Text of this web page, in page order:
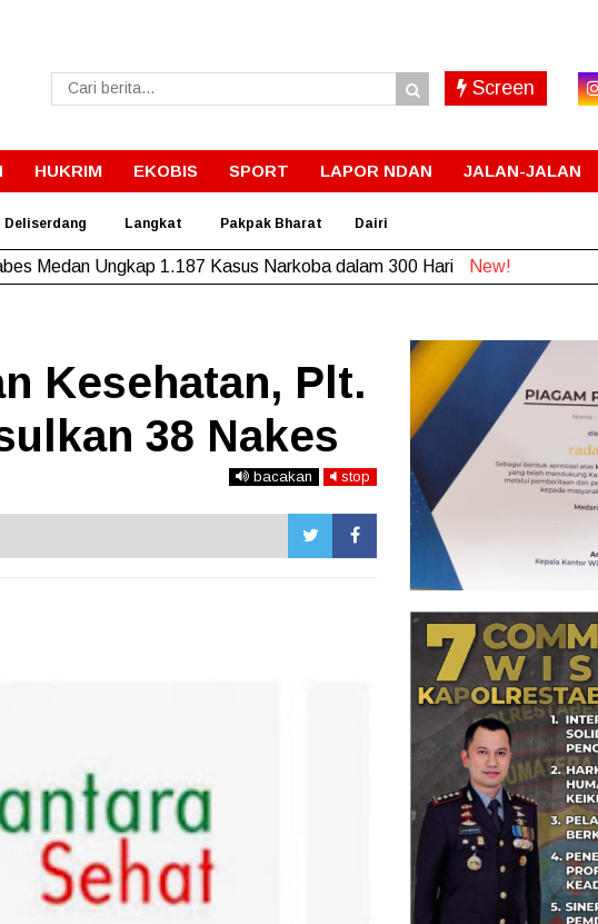
Screen
HUKRIM EKOBIS SPORT LAPOR NDAN JALAN-JALAN
Deliserdang Langkat Pakpak Bharat Dairi
Medan Ungkap 1.187 Kasus Narkoba dalam 300 Hari New!
Kesehatan, Plt.
38 Nakes
bacakan stop